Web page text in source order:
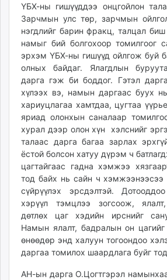
unread.today
ҮБХ-ны гишүүддээ онцгойлон
Зарчмын улс төр, зарчмын
нэгдлийг барин фракц, талцал биш
намыг бий болгохоор томилгоог
эрхэм ҮБХ-ны гишүүд ойлгож буй
олных байдаг. Ялагдлын
дарга гэж би боддог. Гэтэл
хүлээх вэ, намын даргаас буух
хариуцлагаа хамтдаа, цугтаа
яриад олонхын саналаар
хурал дээр олон хүн хэлснийг
талаас дарга багаа зарлах
ёстой болсон хатуу дүрэм ч
цагтайгаас гадна хэмжээ
тод байх нь сайн ч хэмжээнээсээ
сүйрүүлэх эрсдэлтэй.
хэрүүл тэмцлээ зогсоож,
дөтлөх цаг хэдийн ирснийг
Намын ялалт, бадралын он цагийг
өнөөдөр энд халуун тогоондоо
даргаа томилох шаардлага буйг
АН-ын дарга О.Цогтгэрэл